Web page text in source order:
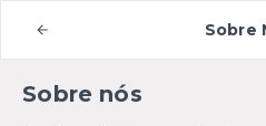
Sobre
Sobre nós